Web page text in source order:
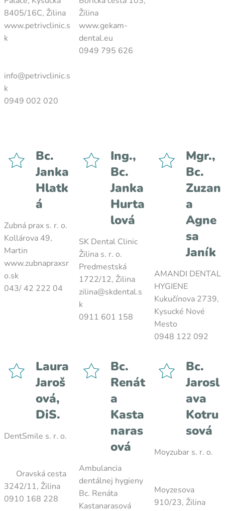
8405/16C, Žilina
www.petrivclinic.s
k
info@petrivclinic.s
k
0949 002 020
Žilina
www.gekam-
dental.eu
0949 795 626
Bc.
Janka
Hlatk
á
Zubná prax s. r. o.
Kollárova 49,
Martin
www.zubnapraxsr
o.sk
043/ 42 222 04
Ing.,
Bc.
Janka
Hurta
lová
SK Dental Clinic
Žilina s. r. o.
Predmestská
1722/12, Žilina
zilina@skdental.s
k
0911 601 158
Mgr.,
Bc.
Zuzan
a
Agne
sa
Janík
AMANDI DENTAL
HYGIENE
Kukučínova 2739,
Kysucké Nové
Mesto
0948 122 092
Laura
Jaroš
ová,
DiS.
DentSmile s. r. o.
Oravská cesta
3242/11, Žilina
0910 168 228
Bc.
Renát
a
Kasta
naras
ová
Ambulancia
dentálnej hygieny
Bc. Renáta
Kastanarasová
Bc.
Jarosl
ava
Kotru
sová
Moyzubar s. r. o.
Moyzesova
910/23, Žilina